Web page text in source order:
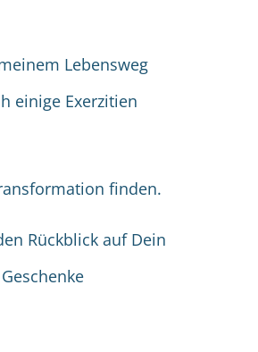
Lebensweg
einige Exerzitien
finden.
Rückblick auf Dein